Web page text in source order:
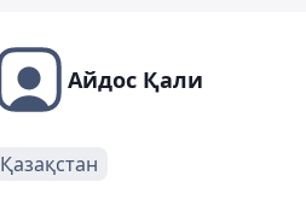
Айдос Қали
Қазақстан